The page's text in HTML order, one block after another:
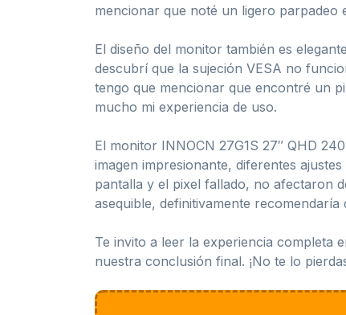
mencionar que noté un ligero parpadeo
El diseño del monitor también es
descubrí que la sujeción VESA no
tengo que mencionar que encontré un
mucho mi experiencia de uso.
El monitor INNOCN 27G1S 27″ QHD
imagen impresionante, diferentes
pantalla y el pixel fallado, no afectaron
asequible, definitivamente
Te invito a leer la experiencia completa
nuestra conclusión final. ¡No te lo